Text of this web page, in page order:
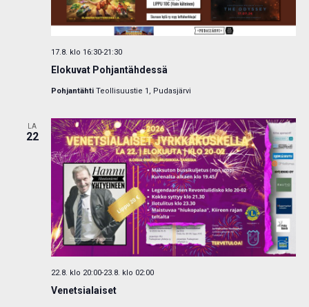
Elokuvat Pohjantähdessä
17.8. klo 16:30-21:30
Pohjantähti Teollisuustie 1, Pudasjärvi
LA
22
Venetsialaiset
22.8. klo 20:00-23.8. klo 02:00